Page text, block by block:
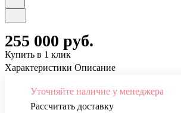
255 000 руб.
Купить в 1 клик
Характеристики Описание
Уточняйте наличие у менеджера
Рассчитать доставку